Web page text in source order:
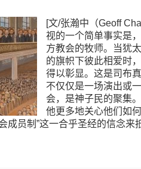
[文/张瀚中（Geoff
视的一个简单事实是
方教会的牧师。当犹
的旗帜下彼此相爱时
得以彰显。这是司布
不仅仅是一场演出或
会，是神子民的聚集
他更多地关心他们如
成员制”这一合乎圣经的信念来